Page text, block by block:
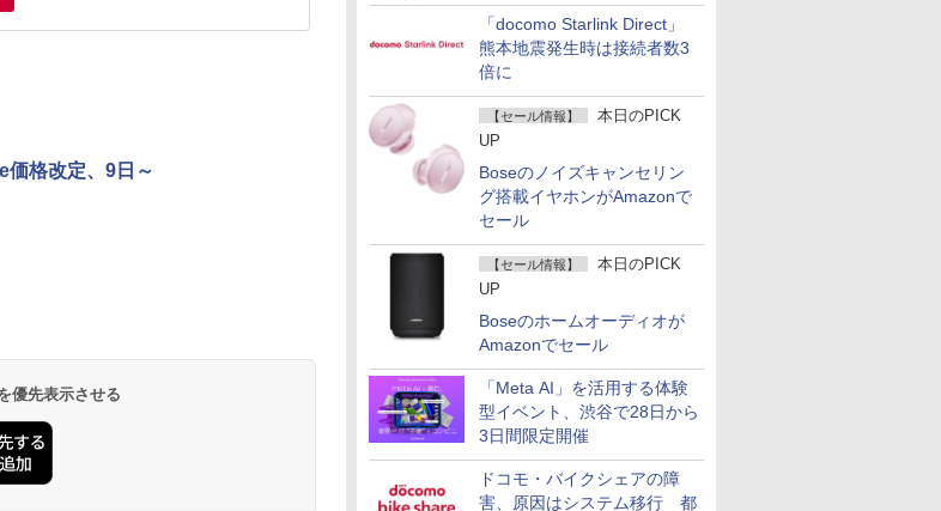
「docomo Starlink Direct」
熊本地震発生時は接続者数3
倍に
【セール情報】
本日のPICK
UP
Boseのノイズキャンセリン
グ搭載イヤホンがAmazonで
セール
【セール情報】
本日のPICK
UP
Boseのホームオーディオが
Amazonでセール
「Meta AI」を活用する体験
型イベント、渋谷で28日から
3日間限定開催
ドコモ・バイクシェアの障
害、原因はシステム移行 都
価格改定、9日～
優先表示させる